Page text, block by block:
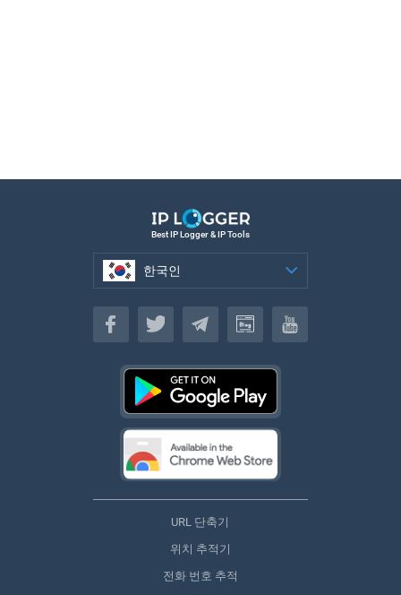
Best IP Logger & IP Tools
한국인
한국인
URL 단축기
위치 추적기
전화 번호 추적